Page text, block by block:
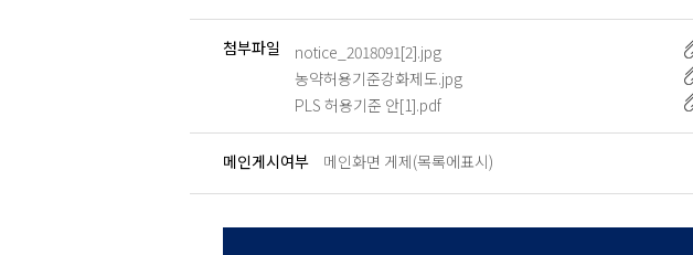
첨부파일
notice_2018091[2].jpg
농약허용기준강화제도.jpg
PLS 허용기준 안[1].pdf
메인게시여부 메인화면 게제(목록에표시)